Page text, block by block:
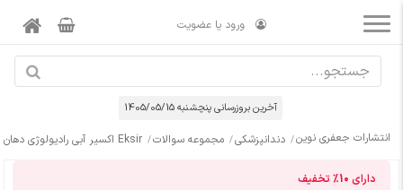
ورود یا عضویت
آخرین بروزرسانی پنچشنبه 1405/05/15
انتشارات جعفری نوین دندانپزشکی مجموعه سوالات Eksir اکسیر آبی رادیولوژی دهان فک و صورت سوالات به همراه پاسخ تشریحی ارتقاء و بورد 1401
دارای 10% تخفیف